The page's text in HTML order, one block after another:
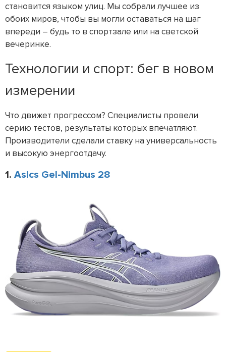
становится языком улиц. Мы собрали лучшее из
обоих миров, чтобы вы могли оставаться на шаг
впереди – будь то в спортзале или на светской
вечеринке.
Технологии и спорт: бег в новом
измерении
Что движет прогрессом? Специалисты провели
серию тестов, результаты которых впечатляют.
Производители сделали ставку на универсальность
и высокую энергоотдачу.
1. Asics Gel-Nimbus 28